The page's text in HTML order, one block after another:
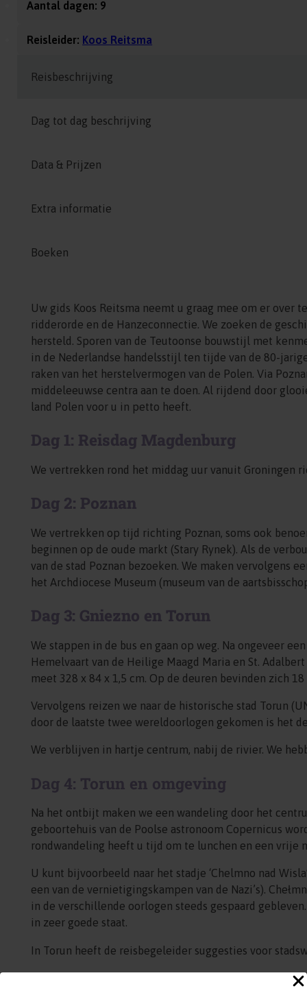
Aantal dagen: 9
Reisleider: Koos Reitsma
Reisbeschrijving
Dag tot dag beschrijving
Data & Prijzen
Extra informatie
Boeken
Uw gids Koos Reitsma neemt u graag mee om er
ridderorde en de Hanzeconnectie. We zoeken de
hersteld. Sporen van de Teutoonse bouwstijl met
in de Nederlandse handelsstijl ten tijde van de 80-
raken van het herstelvermogen van de Polen. Via
middeleeuwse centra aan te doen. Al rijdend door
land Polen voor u in petto heeft.
Dag 1: Reisdag Magdenburg
We vertrekken rond het middag uur vanuit Groningen
Dag 2: Poznan
We vertrekken op tijd richting Poznan, soms ook
beginnen op de oude markt (Stary Rynek). Als de
van de stad Poznan bezoeken. We maken vervolgens
het Archdiocese Museum (museum van de
Dag 3: Gniezno en Torun
We stappen in de bus en gaan op weg. Na ongeveer
Hemelvaart van de Heilige Maagd Maria en St.
meet 328 x 84 x 1,5 cm. Op de deuren bevinden zich
Vervolgens reizen we naar de historische stad Torun
door de laatste twee wereldoorlogen gekomen is het
We verblijven in hartje centrum, nabij de rivier. We
Dag 4: Torun en omgeving
Na het ontbijt maken we een wandeling door het
geboortehuis van de Poolse astronoom Copernicus
rondwandeling heeft u tijd om te lunchen en een vrije
U kunt bijvoorbeeld naar het stadje ‘Chelmno nad Wisla
een van de vernietigingskampen van de Nazi’s).
in de verschillende oorlogen steeds gespaard
in zeer goede staat.
In Torun heeft de reisbegeleider suggesties voor
Dag 5: Gdansk met tussen Kwidzyn